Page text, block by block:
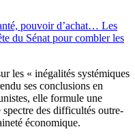
pouvoir d’achat… Les
du Sénat pour combler les
les « inégalités systémiques
ses conclusions en
elle formule une
des difficultés outre-
économique.